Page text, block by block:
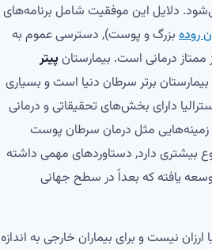
دلایل این موفقیت شامل برنامه‌های
روده بزرگ و پوست), دسترسی عموم به
درمانی است. بیمارستان پیتر
در ملبورن یکی از ۲۰ بیمارستان برتر سرطان دنیا است و بسیاری
دارای بخش‌های تحقیقاتی و درمانی
زمینه‌هایی مثل درمان سرطان پوست
بیشتری دارد, دستاوردهای مهمی داشته
یافته که بعداً در سطح جهانی
ارزان نیست و برای بیماران خارجی به اندازه